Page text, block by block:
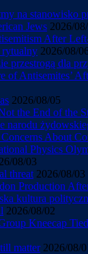
na stanowisko
Jews 2026/
After
2026/08/
przestrogą dla
Antisemites’
2026/08/05
the End of the
narodu
About
Physics
08/03
threat 2026/08/03
Production
kultura
2026/08/02
Kneecap
matter 2026/08/